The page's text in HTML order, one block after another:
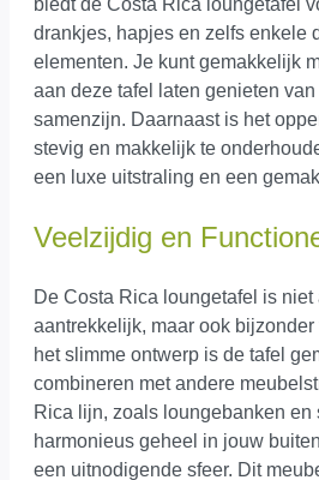
drankjes, hapjes en zelfs enkele
elementen. Je kunt gemakkelijk
aan deze tafel laten genieten
samenzijn. Daarnaast is het
stevig en makkelijk te
een luxe uitstraling en een
Veelzijdig en
De Costa Rica loungetafel is
aantrekkelijk, maar ook
het slimme ontwerp is de tafel
combineren met andere
Rica lijn, zoals loungebanken en
harmonieus geheel in jouw
een uitnodigende sfeer. Dit